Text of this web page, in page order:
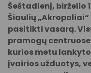
Šeštadienį, birželio
Šiaulių
pasitikti vasarą.
pramogų
kurios metu
įvairios užduotys,